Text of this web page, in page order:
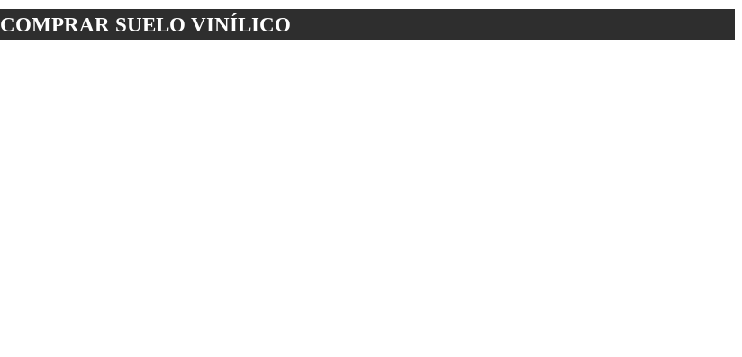
COMPRAR SUELO VINÍLICO